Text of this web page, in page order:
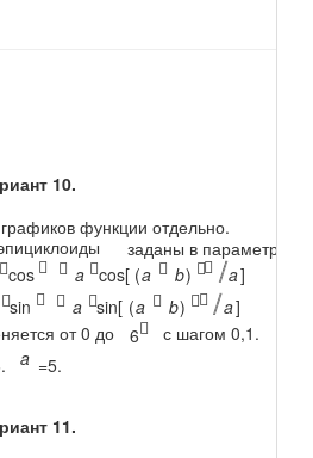
10.
функции отдельно.
заданы в
]
)
(
sin[
sin
]
)
(
cos[
cos
a
b
a
a
a
b
a
a














от 0 до 
6
с шагом 0,1.
a =5.
11.